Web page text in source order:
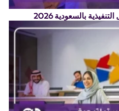
بالسعودية 2026